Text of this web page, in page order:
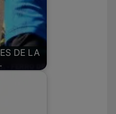
DE LA